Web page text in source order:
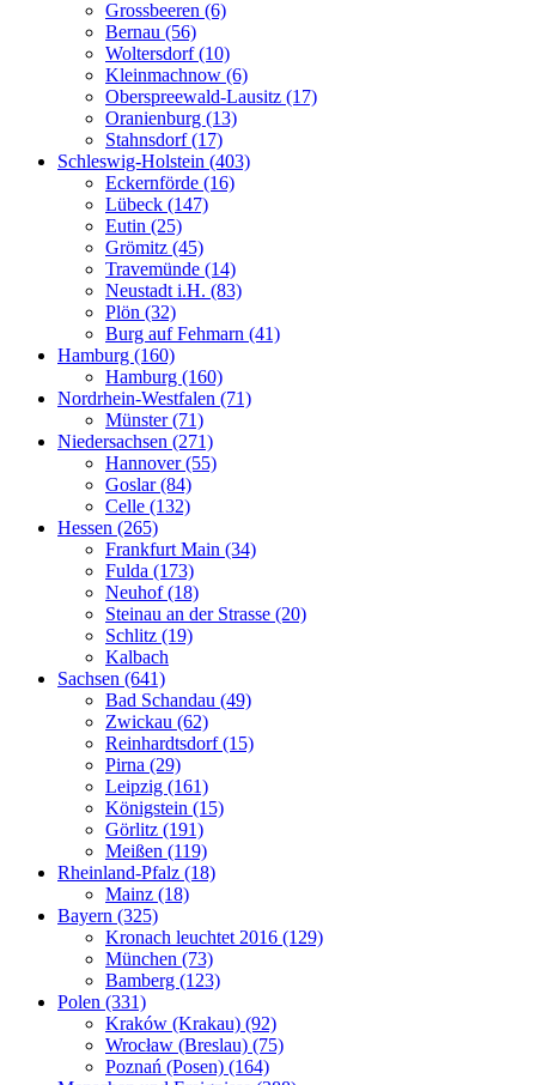
Grossbeeren (6)
Bernau (56)
Woltersdorf (10)
Kleinmachnow (6)
Oberspreewald-Lausitz (17)
Oranienburg (13)
Stahnsdorf (17)
Schleswig-Holstein (403)
Eckernförde (16)
Lübeck (147)
Eutin (25)
Grömitz (45)
Travemünde (14)
Neustadt i.H. (83)
Plön (32)
Burg auf Fehmarn (41)
Hamburg (160)
Hamburg (160)
Nordrhein-Westfalen (71)
Münster (71)
Niedersachsen (271)
Hannover (55)
Goslar (84)
Celle (132)
Hessen (265)
Frankfurt Main (34)
Fulda (173)
Neuhof (18)
Steinau an der Strasse (20)
Schlitz (19)
Kalbach
Sachsen (641)
Bad Schandau (49)
Zwickau (62)
Reinhardtsdorf (15)
Pirna (29)
Leipzig (161)
Königstein (15)
Görlitz (191)
Meißen (119)
Rheinland-Pfalz (18)
Mainz (18)
Bayern (325)
Kronach leuchtet 2016 (129)
München (73)
Bamberg (123)
Polen (331)
Kraków (Krakau) (92)
Wrocław (Breslau) (75)
Poznań (Posen) (164)